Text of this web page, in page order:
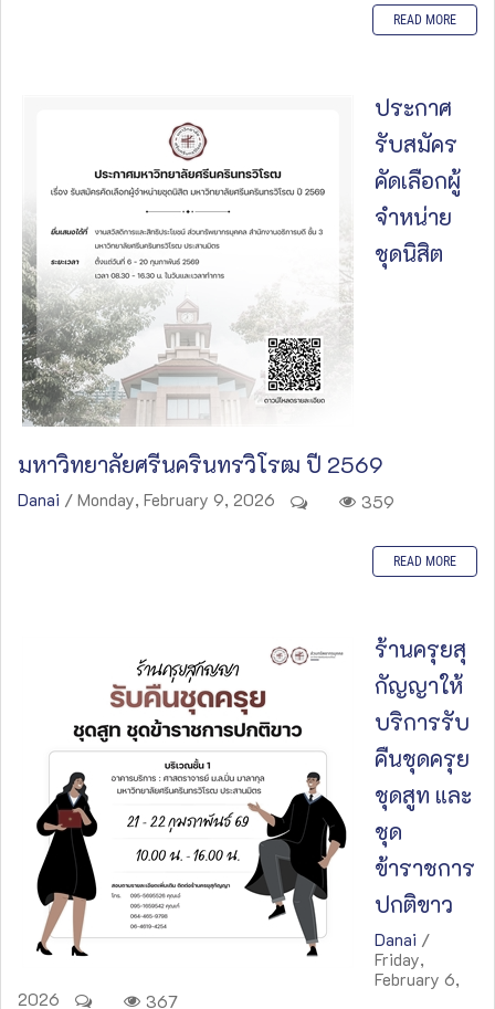
READ MORE
ประกาศ
รับสมัคร
คัดเลือกผู้
จำหน่าย
ชุดนิสิต
มหาวิทยาลัยศรีนครินทรวิโรฒ ปี 2569
Danai / Monday, February 9, 2026 359
READ MORE
ร้านครุยสุ
กัญญาให้
บริการรับ
คืนชุดครุย
ชุดสูท และ
ชุด
ข้าราชการ
ปกติขาว
Danai /
Friday,
February 6,
2026
367